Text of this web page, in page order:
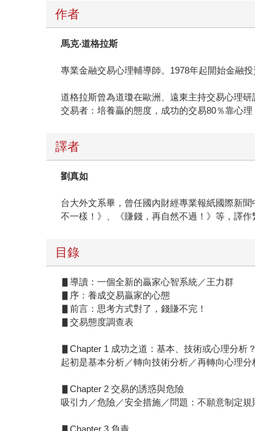
作者
馬克‧道格拉斯
專業金融交易心理輔導師。1978年起開始金融
道格拉斯曾為道瓊在歐洲、遠東主持交易心理
交易者：培養贏的態度，成功的交易80％靠心
譯者
劉真如
台大外文系畢，曾任國內財經專業報紙國際新
不一樣！》、《賺錢，再自然不過！》等，譯
目錄
▋導讀：一個全新的贏家心智系統／王力群
▋序：養成交易贏家的心態
▋前言：思考方式對了，錢賺不完！
▋交易態度調查表
▋Chapter 1 成功之道：基本、技術或心理分析？
起初是基本分析／轉向技術分析／再轉向心理分
▋Chapter 2 交易的誘惑與危險
吸引力／危險／安全措施／問題：不願意制定